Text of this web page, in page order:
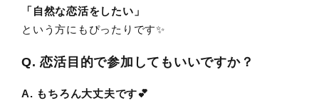
「自然な恋活をしたい」
という方にもぴったりです✨
Q. 恋活目的で参加してもいいですか？
A. もちろん大丈夫です💕